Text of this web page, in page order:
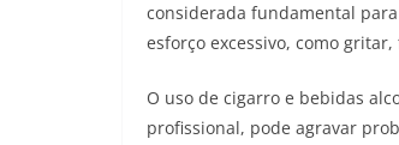
considerada fundamental
esforço excessivo, como
O uso de cigarro e bebidas
profissional, pode agravar